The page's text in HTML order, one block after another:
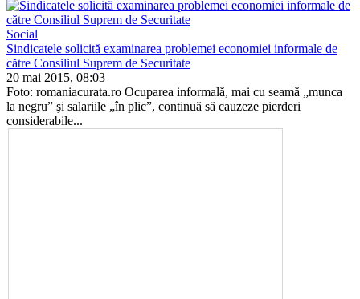
Social
Sindicatele solicită examinarea problemei economiei informale de
către Consiliul Suprem de Securitate
20 mai 2015, 08:03
Foto: romaniacurata.ro Ocuparea informală, mai cu seamă „munca
la negru” şi salariile „în plic”, continuă să cauzeze pierderi
considerabile...